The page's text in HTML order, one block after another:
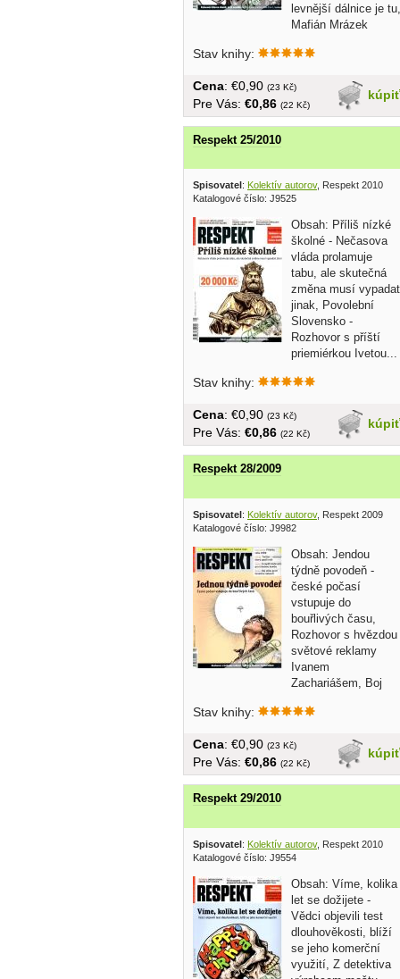
levnější dálnice je tu,
Mafián Mrázek
Stav knihy:
kúpiť
Cena: €0,90 (23 Kč)
Pre Vás: €0,86 (22 Kč)
Respekt 25/2010
Spisovatel : Kolektív autorov, Respekt 2010
Katalogové číslo: J9525
Obsah: Příliš nízké
školné - Nečasova
vláda prolamuje
tabu, ale skutečná
změna musí vypadat
jinak, Povolební
Slovensko -
Rozhovor s příští
priemiérkou Ivetou...
Stav knihy:
kúpiť
Cena: €0,90 (23 Kč)
Pre Vás: €0,86 (22 Kč)
Respekt 28/2009
Spisovatel: Kolektív autorov, Respekt 2009
Katalogové číslo: J9982
Obsah: Jendou
týdně povodeň -
české počasí
vstupuje do
bouřlivých času,
Rozhovor s hvězdou
světové reklamy
Ivanem
Zachariášem, Boj
Stav knihy:
kúpiť
Cena: €0,90 (23 Kč)
Pre Vás: €0,86 (22 Kč)
Respekt 29/2010
Spisovatel: Kolektív autorov, Respekt 2010
Katalogové číslo: J9554
Obsah: Víme, kolika
let se dožijete -
Vědci objevili test
dlouhověkosti, blíží
se jeho komerční
využití, Z detektiva